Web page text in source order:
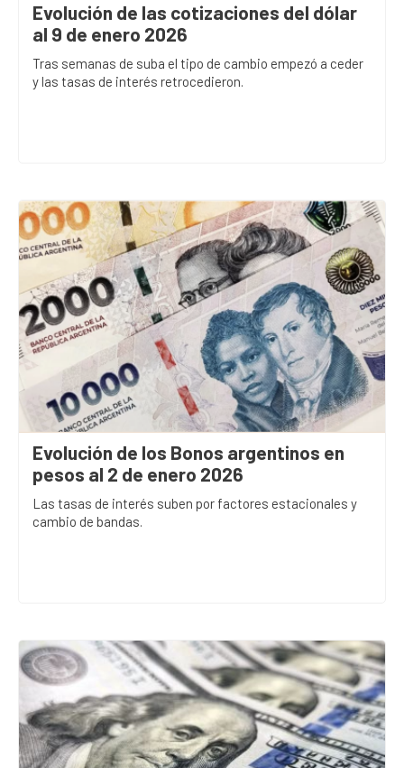
Evolución de las cotizaciones del dólar
al 9 de enero 2026
Tras semanas de suba el tipo de cambio empezó a ceder
y las tasas de interés retrocedieron.
Evolución de los Bonos argentinos en
pesos al 2 de enero 2026
Las tasas de interés suben por factores estacionales y
cambio de bandas.